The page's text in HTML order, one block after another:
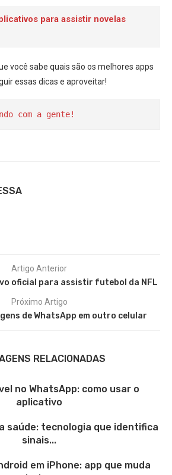
para assistir novelas
você sabe quais são os melhores apps
essas dicas e aproveitar!
com a gente!
Artigo Anterior
oficial para assistir futebol da NFL
Próximo Artigo
de WhatsApp em outro celular
RELACIONADAS
no WhatsApp: como usar o
aplicativo
saúde: tecnologia que identifica
sinais...
em iPhone: app que muda